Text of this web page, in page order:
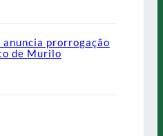
anuncia prorrogação
de Murilo